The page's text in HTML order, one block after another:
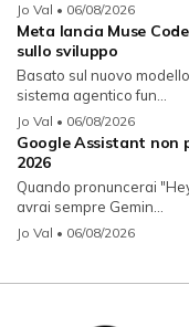
Jo Val • 06/08/2026
Meta lancia Muse
sullo sviluppo
Basato sul nuovo
sistema agentico fun...
Jo Val • 06/08/2026
Google Assistant non
2026
Quando pronuncerai
avrai sempre Gemin...
Jo Val • 06/08/2026